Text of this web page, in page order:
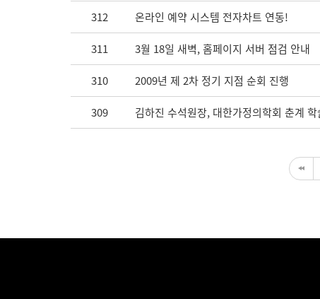
312 온라인 예약 시스템 전자차트 연동!
311 3월 18일 새벽, 홈페이지 서버 점검 안내
310 2009년 제 2차 정기 지점 순회 진행
309 김하진 수석원장, 대한가정의학회 춘계 학